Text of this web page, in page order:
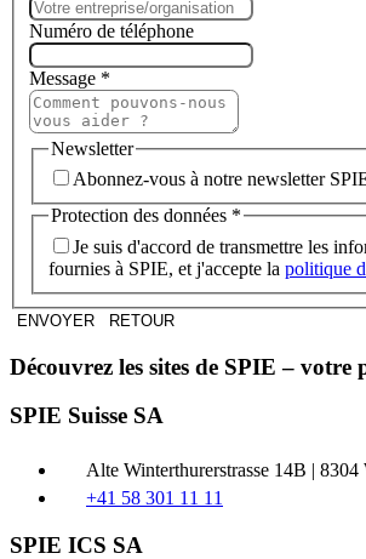
Numéro de téléphone
Message *
Newsletter
Abonnez-vous à notre newsletter
Protection des données *
Je suis d'accord de transmettre les
fournies à SPIE, et j'accepte la politique
ENVOYER RETOUR
Découvrez les sites de SPIE – votre
SPIE Suisse SA
Alte Winterthurerstrasse 14B | 8304
+41 58 301 11 11
SPIE ICS SA